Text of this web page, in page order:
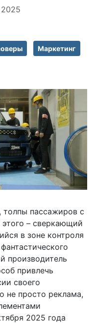
Маркетинг
толпы пассажиров с
– сверкающий
в зоне контроля
производитель
привлечь
своего
не просто реклама,
2025 года